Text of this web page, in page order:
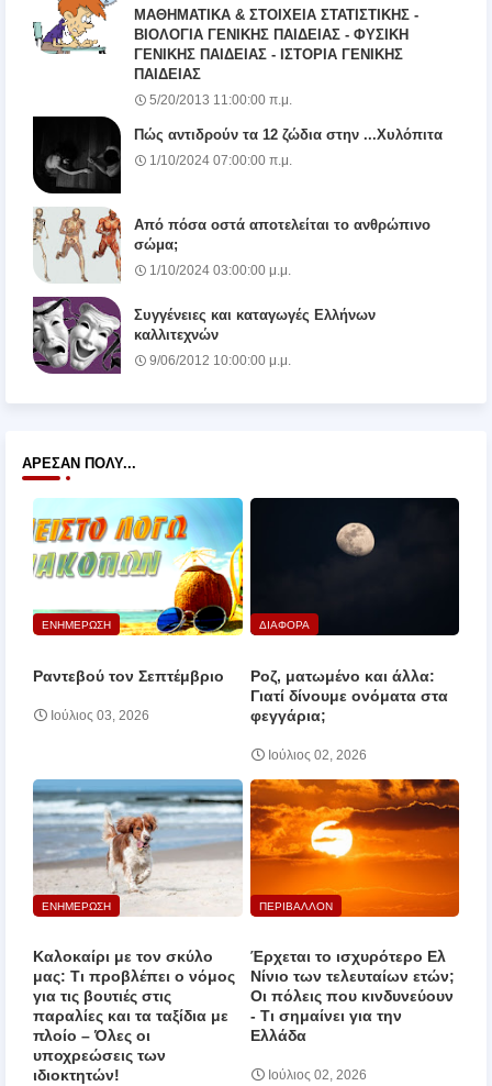
ΜΑΘΗΜΑΤΙΚΑ & ΣΤΟΙΧΕΙΑ ΣΤΑΤΙΣΤΙΚΗΣ -
ΒΙΟΛΟΓΙΑ ΓΕΝΙΚΗΣ ΠΑΙΔΕΙΑΣ - ΦΥΣΙΚΗ
ΓΕΝΙΚΗΣ ΠΑΙΔΕΙΑΣ - ΙΣΤΟΡΙΑ ΓΕΝΙΚΗΣ
ΠΑΙΔΕΙΑΣ
5/20/2013 11:00:00 π.μ.
Πώς αντιδρούν τα 12 ζώδια στην ...Χυλόπιτα
1/10/2024 07:00:00 π.μ.
Από πόσα οστά αποτελείται το ανθρώπινο
σώμα;
1/10/2024 03:00:00 μ.μ.
Συγγένειες και καταγωγές Ελλήνων
καλλιτεχνών
9/06/2012 10:00:00 μ.μ.
ΆΡΕΣΑΝ ΠΟΛΎ...
ΕΝΗΜΕΡΩΣΗ
Ραντεβού τον Σεπτέμβριο
Ιούλιος 03, 2026
ΔΙΑΦΟΡΑ
Ροζ, ματωμένο και άλλα:
Γιατί δίνουμε ονόματα στα
φεγγάρια;
Ιούλιος 02, 2026
ΕΝΗΜΕΡΩΣΗ
Καλοκαίρι με τον σκύλο
μας: Τι προβλέπει ο νόμος
για τις βουτιές στις
παραλίες και τα ταξίδια με
πλοίο – Όλες οι
υποχρεώσεις των
ιδιοκτητών!
ΠΕΡΙΒΑΛΛΟΝ
Έρχεται το ισχυρότερο Ελ
Νίνιο των τελευταίων ετών;
Οι πόλεις που κινδυνεύουν
‑ Τι σημαίνει για την
Ελλάδα
Ιούλιος 02, 2026